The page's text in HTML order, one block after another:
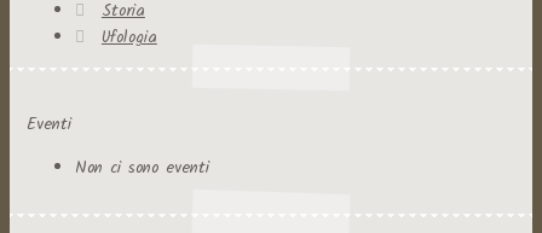
Storia
Ufologia
Eventi
Non ci sono eventi